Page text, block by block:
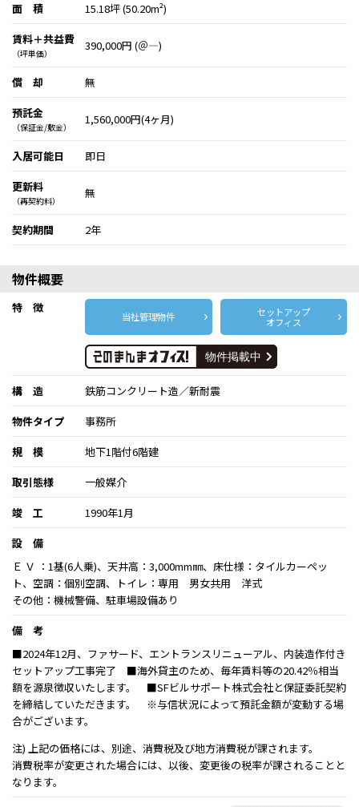
面 積
15.18坪 (50.20m²)
賃料＋共益費
（坪単価）
390,000円 (＠―)
償 却
無
預託金
（保証金/敷金）
1,560,000円(4ヶ月)
入居可能日
即日
更新料
（再契約料）
無
契約期間 2年
物件概要
特 徴
当社管理物件
セットアップ
オフィス
構 造
鉄筋コンクリート造／新耐震
物件タイプ
事務所
規 模
地下1階付6階建
取引態様
一般媒介
竣 工
1990年1月
設 備
Ｅ Ｖ ：1基(6人乗)、天井高：3,000mm㎜、床仕様：タイルカーペッ
ト、空調：個別空調、トイレ：専用 男女共用 洋式
その他：機械警備、駐車場設備あり
備 考
■2024年12月、ファサード、エントランスリニューアル、内装造作付き
セットアップ工事完了 ■海外貸主のため、毎年賃料等の20.42％相当
額を源泉徴収いたします。 ■SFビルサポート株式会社と保証委託契約
を締結していただきます。 ※与信状況によって預託金額が変動する場
合がございます。
注) 上記の価格には、別途、消費税及び地方消費税が課されます。
消費税率が変更された場合には、以後、変更後の税率が課されることと
なります。